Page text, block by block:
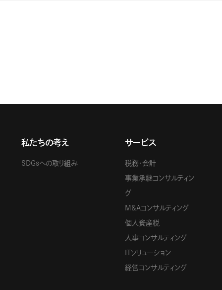
私たちの考え
SDGsへの取り組み
サービス
税務・会計
事業承継コンサルティン
グ
M&Aコンサルティング
個人資産税
人事コンサルティング
ITソリューション
経営コンサルティング